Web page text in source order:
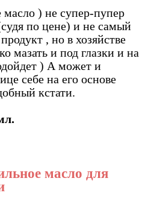
) не супер-пупер
по цене) и не самый
, но в хозяйстве
мазать и под глазки и на
) А может и
себе на его основе
кстати.
масло для